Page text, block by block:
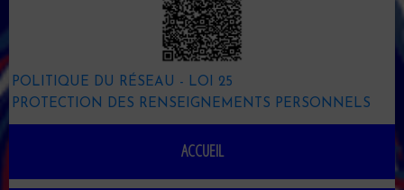
POLITIQUE DU RÉSEAU - LOI 25
PROTECTION DES RENSEIGNEMENTS PERSONNELS
ACCUEIL